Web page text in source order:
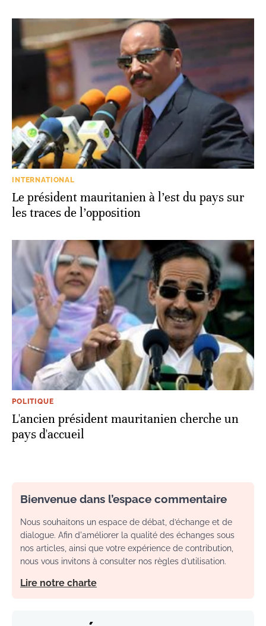
INTERNATIONAL
Le président mauritanien à l’est du pays sur
les traces de l’opposition
POLITIQUE
L'ancien président mauritanien cherche un
pays d'accueil
Bienvenue dans l’espace commentaire
Nous souhaitons un espace de débat, d’échange et de
dialogue. Afin d'améliorer la qualité des échanges sous
nos articles, ainsi que votre expérience de contribution,
nous vous invitons à consulter nos règles d’utilisation.
Lire notre charte